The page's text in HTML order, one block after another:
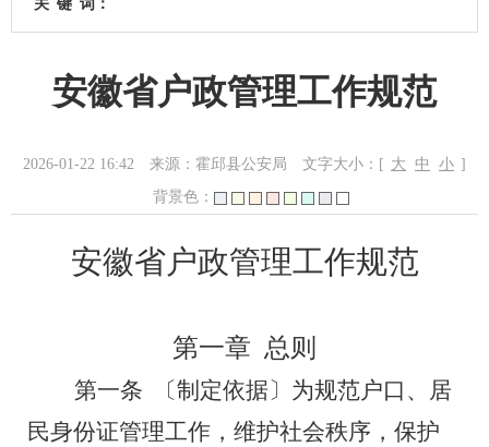
关 键 词：
安徽省户政管理工作规范
2026-01-22 16:42 来源：霍邱县公安局 文字大小：[ 大 中 小 ]
背景色：
安徽省户政管理工作规范
第一章 总则
第一条
〔制定依据〕为规范户口、居
民身份证管理工作，维护社会秩序，保护